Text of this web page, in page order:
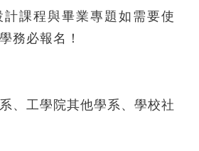
計課程與畢業專題如需要使
務必報名！
、工學院其他學系、學校社